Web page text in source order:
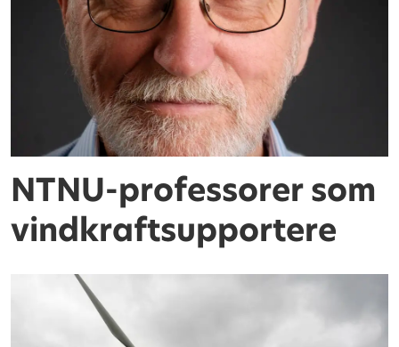
NTNU-professorer som
vindkraftsupportere